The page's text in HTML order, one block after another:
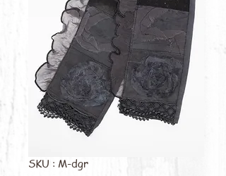
SKU : M-dgr